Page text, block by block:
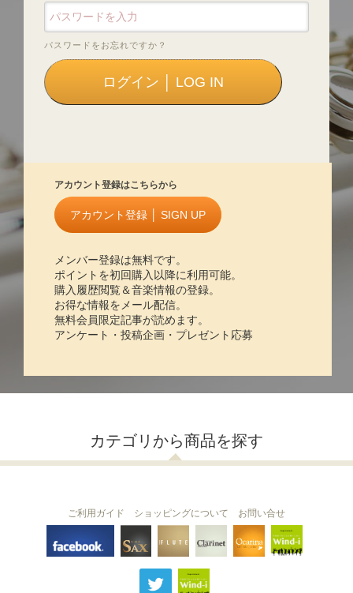
パスワードをお忘れですか？
アカウント登録はこちらから
アカウント登録 │ SIGN UP
メンバー登録は無料です。
ポイントを初回購入以降に利用可能。
購入履歴閲覧＆音楽情報の登録。
お得な情報をメール配信。
無料会員限定記事が読めます。
アンケート・投稿企画・プレゼント応募
カテゴリから商品を探す
THE SAX The Clarinet
ご利用ガイド ショッピングについて お問い合せ